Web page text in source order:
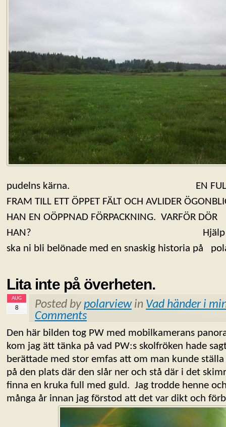
pudelns kärna. EN FULLT
FRAM TILL ETT ÖPPET FÄLT OCH AVLIDER
HAN EN OÖPPNAD FÖRPACKNING. VARFÖR DÖR
HAN? Hjälp Polarview
ska ni bli belönade med en snaskig historia på
Lita inte på överheten.
AUG
8 Posted by polarviewin Vad händer i
Comments
Den här bilden tog PW med mobilkamerans
kom jag ätt tänka på vad PW:s skolfröken hade
berättade med stor emfas att om man kunde
på den plats där den slår ner och stå där i det
finna en kruka full med guld. Jag trodde henne
många år innan jag förstod att det var dikt och